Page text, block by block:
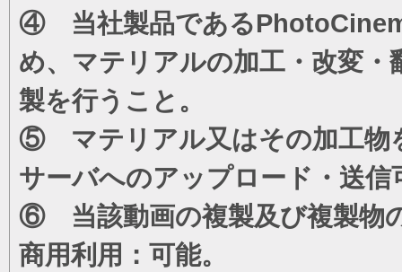
④ 当社製品である
め、マテリアルの加工・改変
製を行うこと。
⑤ マテリアル又はその加工物
サーバへのアップロード・送信
⑥ 当該動画の複製及び複製物
商用利用：可能。